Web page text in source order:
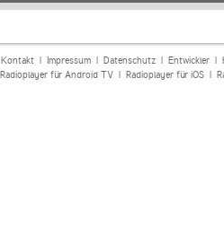
Kontakt| Impressum| Datenschutz| Entwickler|
Radioplayer für Android TV| Radioplayer für iOS|